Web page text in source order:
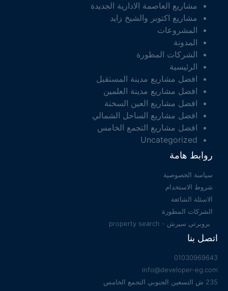
مشاريع العاصمة الادارية الجديدة
مشاريع اكتوبر والشيخ زايد
المشروعات
المدونة
الشركات المطورة
الرئيسية
افضل مشاريع مدينة المستقبل
افضل مشاريع مدينة العلمين
افضل مشاريع العين السخنة
افضل مشاريع الساحل الشمالي
افضل مشاريع التجمع الخامس
Uncategorized
روابط هامة
سياسة الخصوصية
شروط الاستخدام
الاسئلة الشائعة
الشركات المطورة
بروبرتي سيرش - property search
اتصل بنا
01030969643
info@developer-eg.com
235 ش التسعين الجنوبي التجمع الخامس